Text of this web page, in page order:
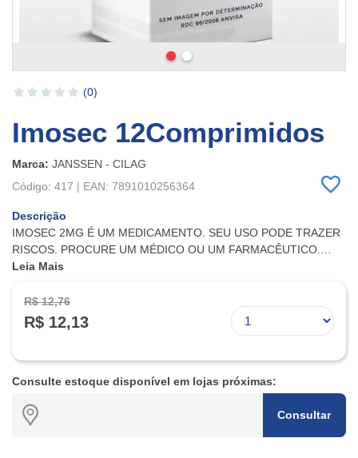
(0)
Imosec 12Comprimidos
Marca: JANSSEN - CILAG
Código: 417 | EAN: 7891010256364
Descrição
IMOSEC 2MG É UM MEDICAMENTO. SEU USO PODE TRAZER
RISCOS. PROCURE UM MÉDICO OU UM FARMACÊUTICO.
LEIA A BULA. MEDICAMENTOS PODEM CAUSAR EFEITOS
O FARMACÊUTICO.
Leia Mais
R$ 12,76
R$ 12,13
Consulte estoque disponível em lojas próximas:
Consultar